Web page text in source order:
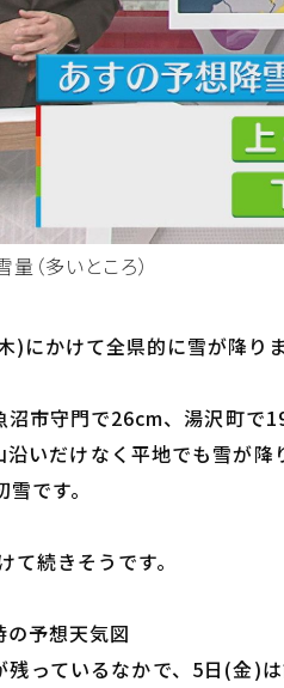
（多いところ）
)にかけて全県的に雪が降り
沼市守門で26cm、湯沢町で
沿いだけなく平地でも雪が
です。
続きそうです。
予想天気図
残っているなかで、5日(金)